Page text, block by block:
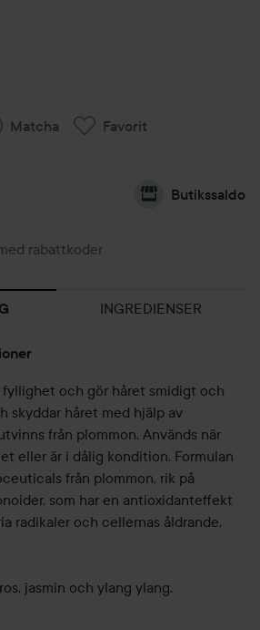
Matcha Favorit
Butikssaldo
rabattkoder
INGREDIENSER
fyllighet och gör håret smidigt och
skyddar håret med hjälp av
från plommon. Används när
eller är i dålig kondition. Formulan
från plommon, rik på
som har en antioxidanteffekt
radikaler och cellernas åldrande.
jasmin och ylang ylang.